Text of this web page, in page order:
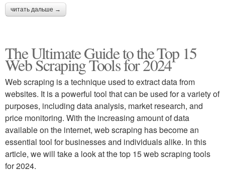
читать дальше →
The Ultimate Guide to the Top 15
Web Scraping Tools for 2024
Web scraping is a technique used to extract data from
websites. It is a powerful tool that can be used for a variety of
purposes, including data analysis, market research, and
price monitoring. With the increasing amount of data
available on the internet, web scraping has become an
essential tool for businesses and individuals alike. In this
article, we will take a look at the top 15 web scraping tools
for 2024.